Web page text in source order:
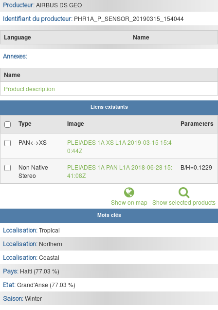
Producteur: AIRBUS DS GEO
Identifiant du producteur: PHR1A_P_SENSOR_20190315_154044
Language Name
Annexes:
Name
Product description
Liens existants
Type Image Parameters
PAN<->XS
PLEIADES 1A XS L1A 2019-03-15 15:4
0:44Z
Non Native
Stereo
PLEIADES 1A PAN L1A 2018-06-28 15:
41:08Z
B/H=0.1229
Show on map Show selected products
Mots clés
Localisation: Tropical
Localisation: Northern
Localisation: Coastal
Pays: Haiti (77.03 %)
Etat: Grand'Anse (77.03 %)
Saison: Winter